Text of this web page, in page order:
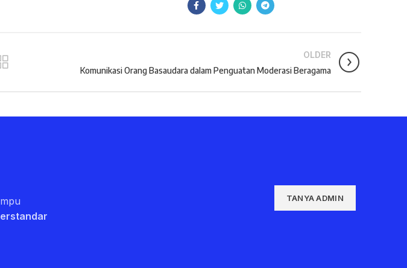
OLDER
Komunikasi Orang Basaudara dalam Penguatan Moderasi Beragama
TANYA ADMIN